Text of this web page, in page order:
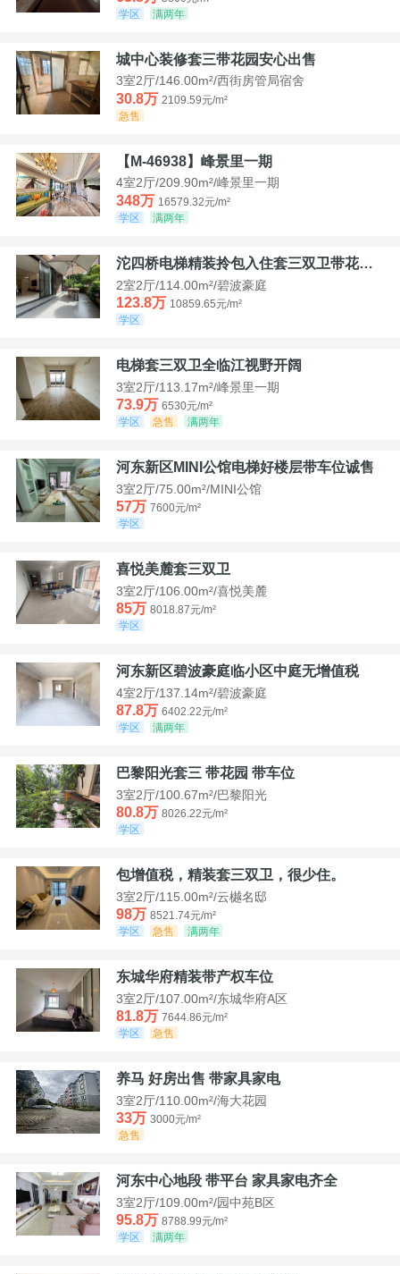
学区
满两年
城中心装修套三带花园安心出售
3室2厅/146.00m²/西街房管局宿舍
30.8万 2109.59元/m²
急售
【M-46938】峰景里一期
4室2厅/209.90m²/峰景里一期
348万 16579.32元/m²
学区
满两年
沱四桥电梯精装拎包入住套三双卫带花园40平米带车位
2室2厅/114.00m²/碧波豪庭
123.8万 10859.65元/m²
学区
电梯套三双卫全临江视野开阔
3室2厅/113.17m²/峰景里一期
73.9万 6530元/m²
学区
急售 满两年
河东新区MINI公馆电梯好楼层带车位诚售
3室2厅/75.00m²/MINI公馆
57万 7600元/m²
学区
喜悦美麓套三双卫
3室2厅/106.00m²/喜悦美麓
85万 8018.87元/m²
学区
河东新区碧波豪庭临小区中庭无增值税
4室2厅/137.14m²/碧波豪庭
87.8万 6402.22元/m²
学区
满两年
巴黎阳光套三 带花园 带车位
3室2厅/100.67m²/巴黎阳光
80.8万 8026.22元/m²
学区
包增值税，精装套三双卫，很少住。
3室2厅/115.00m²/云樾名邸
98万 8521.74元/m²
学区
急售 满两年
东城华府精装带产权车位
3室2厅/107.00m²/东城华府A区
81.8万 7644.86元/m²
学区
急售
养马 好房出售 带家具家电
3室2厅/110.00m²/海大花园
33万 3000元/m²
急售
河东中心地段 带平台 家具家电齐全
3室2厅/109.00m²/园中苑B区
95.8万 8788.99元/m²
学区
满两年